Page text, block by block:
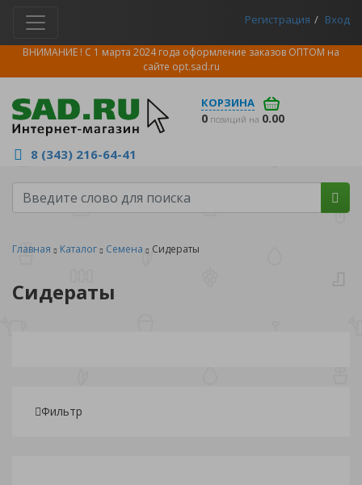
Регистрация Вход
ВНИМАНИЕ ! С 1 марта 2024 года оформление заказов ОПТОМ на
сайте opt.sad.ru
КОРЗИНА
0 позиций на 0.00
8 (343) 216-64-41
Главная Каталог Семена Сидераты
Сидераты
Фильтр